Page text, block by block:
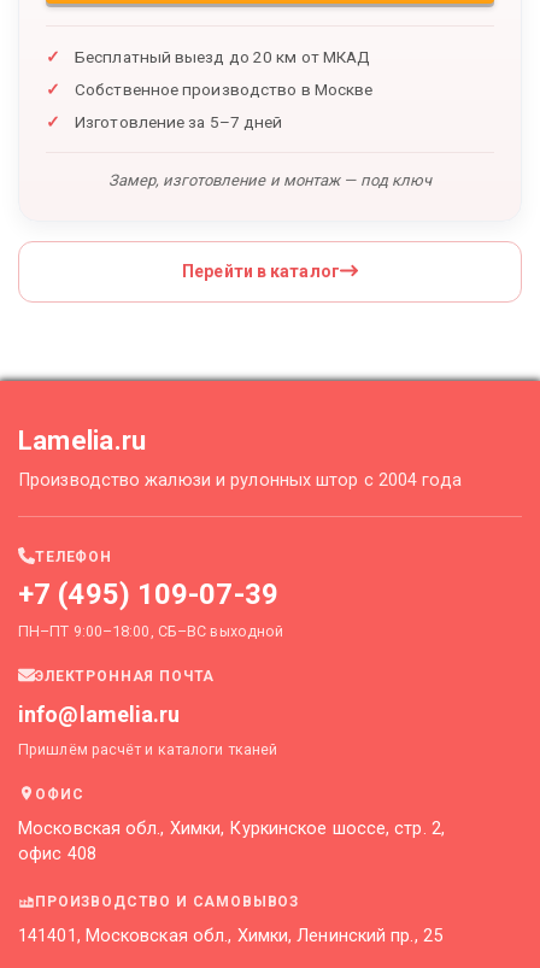
Бесплатный выезд до 20 км от МКАД
Собственное производство в Москве
Изготовление за 5–7 дней
Замер, изготовление и монтаж — под ключ
Перейти в каталог
Lamelia.ru
Производство жалюзи и рулонных штор с 2004 года
ТЕЛЕФОН
+7 (495) 109-07-39
ПН–ПТ 9:00–18:00, СБ–ВС выходной
ЭЛЕКТРОННАЯ ПОЧТА
info@lamelia.ru
Пришлём расчёт и каталоги тканей
ОФИС
Московская обл., Химки, Куркинское шоссе, стр. 2,
офис 408
ПРОИЗВОДСТВО И САМОВЫВОЗ
141401, Московская обл., Химки, Ленинский пр., 25